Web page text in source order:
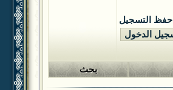
حفظ التسجيل
بحث